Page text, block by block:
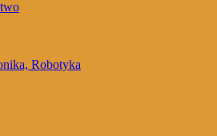
Robotyka